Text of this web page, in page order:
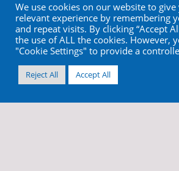
We use cookies on our website to
relevant experience by remembering
and repeat visits. By clicking “Accept
the use of ALL the cookies. However,
"Cookie Settings" to provide a
Reject All Accept All